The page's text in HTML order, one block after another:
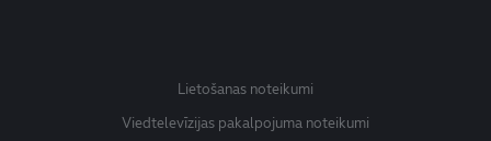
Lietošanas noteikumi
Viedtelevīzijas pakalpojuma noteikumi